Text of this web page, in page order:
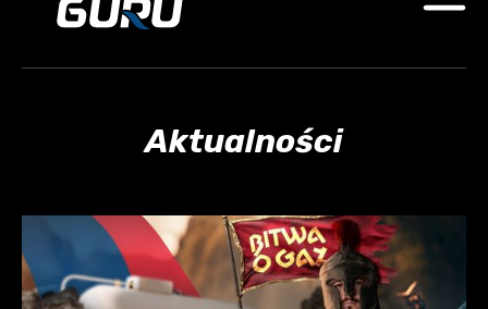
Aktualności